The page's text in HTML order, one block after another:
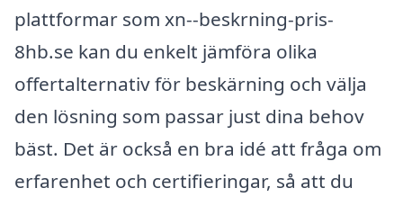
plattformar som xn--beskrning-pris-
8hb.se kan du enkelt jämföra olika
offertalternativ för beskärning och välja
den lösning som passar just dina behov
bäst. Det är också en bra idé att fråga om
erfarenhet och certifieringar, så att du